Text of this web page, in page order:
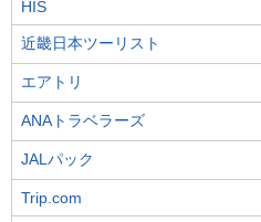
HIS
近畿日本ツーリスト
エアトリ
ANAトラベラーズ
JALパック
Trip.com